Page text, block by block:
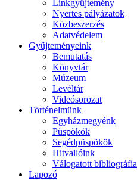
Linkgyűjtemény
Nyertes pályázatok
Közbeszerzés
Adatvédelem
Gyűjteményeink
Bemutatás
Könyvtár
Múzeum
Levéltár
Videósorozat
Történelmünk
Egyházmegyénk
Püspökök
Segédpüspökök
Hitvallóink
Válogatott bibliográfia
Lapozó